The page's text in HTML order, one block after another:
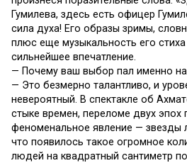
Гумилева, здесь есть офицер
сила духа! Его образы зримы,
плюс еще музыкальность его
сильнейшее впечатление.
— Почему ваш выбор пал именно
— Это безмерно талантливо, и
невероятный. В спектакле об
стыке времен, переломе двух эпох
феноменальное явление — звезды
что появилось такое огромное
людей на квадратный сантиметр